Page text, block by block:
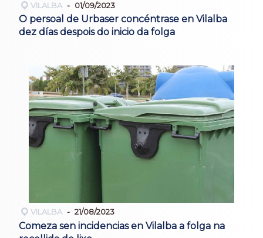
VILALBA 01/09/2023
O persoal de Urbaser concéntrase en Vilalba
dez días despois do inicio da folga
VILALBA 21/08/2023
Comeza sen incidencias en Vilalba a folga na